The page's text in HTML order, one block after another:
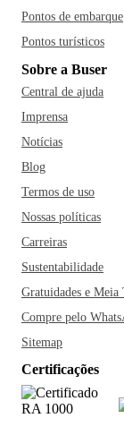
Pontos de embarque
Pontos turísticos
Sobre a Buser
Central de ajuda
Imprensa
Notícias
Blog
Termos de uso
Nossas políticas
Carreiras
Sustentabilidade
Gratuidades e Meia
Compre pelo
Sitemap
Certificações